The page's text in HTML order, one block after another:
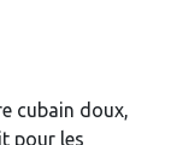
cubain doux,
pour les